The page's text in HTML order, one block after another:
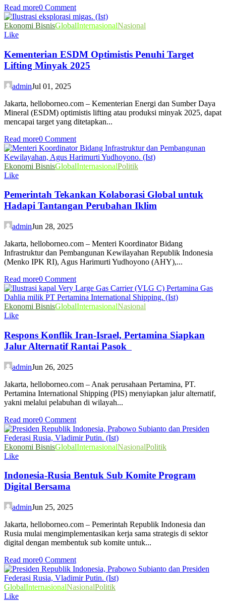
Read more0 Comment
Ekonomi BisnisGlobalInternasionalNasional
Like
Kementerian ESDM Optimistis Penuhi Target
Lifting Minyak 2025
adminJul 01, 2025
Jakarta, helloborneo.com – Kementerian Energi dan Sumber Daya
Mineral (ESDM) optimistis lifting atau produksi minyak 2025, dapat
mencapai target yang ditetapkan...
Read more0 Comment
Ekonomi BisnisGlobalInternasionalPolitik
Like
Pemerintah Tekankan Kolaborasi Global untuk
Hadapi Tantangan Perubahan Iklim
adminJun 28, 2025
Jakarta, helloborneo.com – Menteri Koordinator Bidang
Infrastruktur dan Pembangunan Kewilayahan Republik Indonesia
(Menko IPK RI), Agus Harimurti Yudhoyono (AHY),...
Read more0 Comment
Ekonomi BisnisGlobalInternasionalNasional
Like
Respons Konflik Iran-Israel, Pertamina Siapkan
Jalur Alternatif Rantai Pasok
adminJun 26, 2025
Jakarta, helloborneo.com – Anak perusahaan Pertamina, PT.
Pertamina International Shipping (PIS) menyiapkan jalur alternatif,
yakni melalui pelabuhan di wilayah...
Read more0 Comment
Ekonomi BisnisGlobalInternasionalNasionalPolitik
Like
Indonesia-Rusia Bentuk Sub Komite Program
Digital Bersama
adminJun 25, 2025
Jakarta, helloborneo.com – Pemerintah Republik Indonesia dan
Rusia mulai mengimplementasikan kerja sama strategis di sektor
digital dengan membentuk sub komite untuk...
Read more0 Comment
GlobalInternasionalNasionalPolitik
Like